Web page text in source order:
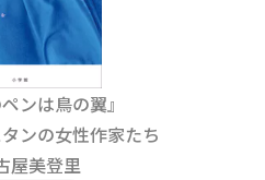
ンは鳥の翼』
ンの女性作家たち
屋美登里